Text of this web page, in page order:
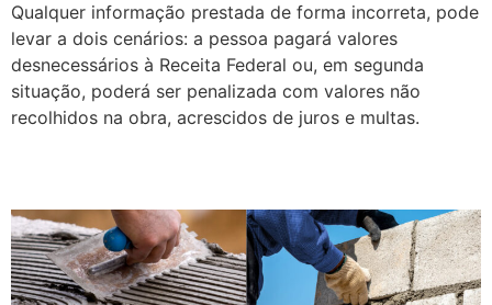
Qualquer informação prestada de forma incorreta, pode
levar a dois cenários: a pessoa pagará valores
desnecessários à Receita Federal ou, em segunda
situação, poderá ser penalizada com valores não
recolhidos na obra, acrescidos de juros e multas.